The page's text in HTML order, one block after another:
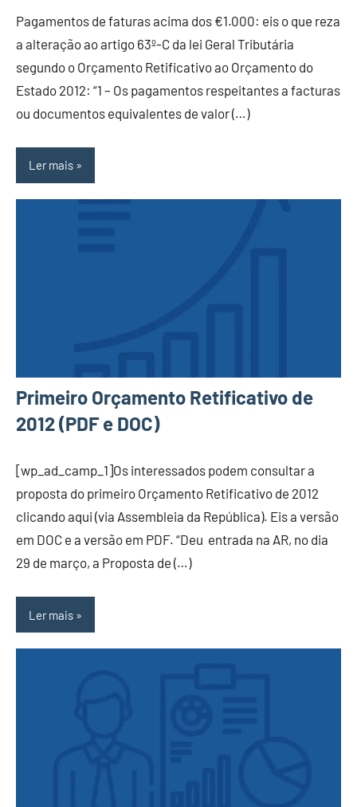
Pagamentos de faturas acima dos €1.000: eis o que reza
a alteração ao artigo 63º-C da lei Geral Tributária
segundo o Orçamento Retificativo ao Orçamento do
Estado 2012: “1 – Os pagamentos respeitantes a facturas
ou documentos equivalentes de valor (…)
Ler mais
Primeiro Orçamento Retificativo de
2012 (PDF e DOC)
[wp_ad_camp_1]Os interessados podem consultar a
proposta do primeiro Orçamento Retificativo de 2012
clicando aqui (via Assembleia da República). Eis a versão
em DOC e a versão em PDF. “Deu entrada na AR, no dia
29 de março, a Proposta de (…)
Ler mais